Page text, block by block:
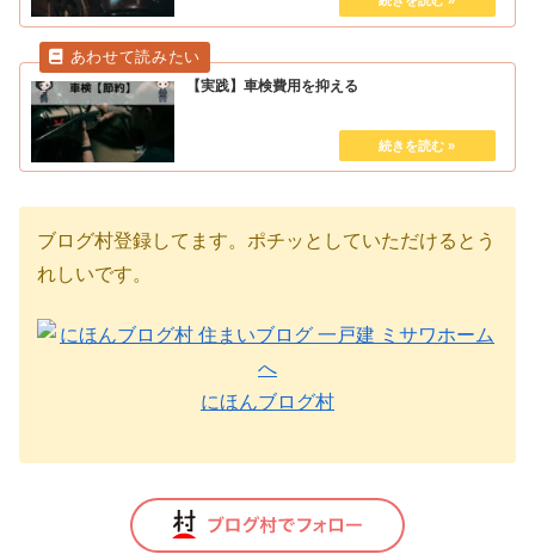
【実践】車検費用を抑える
ブログ村登録してます。ポチッとしていただけるとう
れしいです。
にほんブログ村